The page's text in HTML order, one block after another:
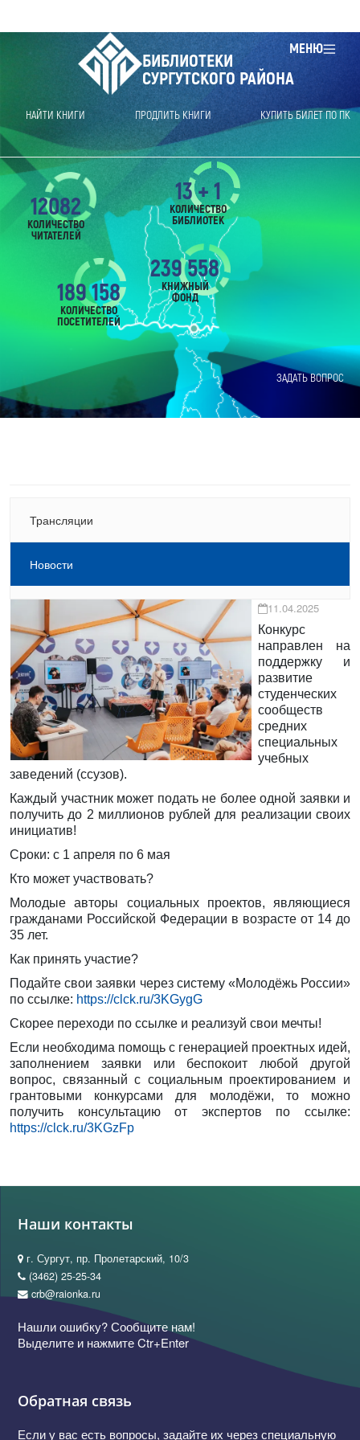
МЕНЮ
БИБЛИОТЕКИ
СУРГУТСКОГО РАЙОНА
НАЙТИ КНИГИ ПРОДЛИТЬ КНИГИ КУПИТЬ БИЛЕТ ПО ПК
ЗАДАТЬ ВОПРОС
12082
КОЛИЧЕСТВО
ЧИТАТЕЛЕЙ
189 158
КОЛИЧЕСТВО
ПОСЕТИТЕЛЕЙ
239 558
КНИЖНЫЙ
ФОНД
13 + 1
КОЛИЧЕСТВО
БИБЛИОТЕК
Трансляции
Новости
11.04.2025
Конкурс
направлен на
поддержку и
развитие
студенческих
сообществ
средних
специальных
учебных
заведений (ссузов).
Каждый участник может подать не более одной заявки и
получить до 2 миллионов рублей для реализации своих
инициатив!
Сроки: с 1 апреля по 6 мая
Кто может участвовать?
Молодые авторы социальных проектов, являющиеся
гражданами Российской Федерации в возрасте от 14 до
35 лет.
Как принять участие?
Подайте свои заявки через систему «Молодёжь России»
по ссылке: https://clck.ru/3KGygG
Скорее переходи по ссылке и реализуй свои мечты!
Если необходима помощь с генерацией проектных идей,
заполнением заявки или беспокоит любой другой
вопрос, связанный с социальным проектированием и
грантовыми конкурсами для молодёжи, то можно
получить консультацию от экспертов по ссылке:
https://clck.ru/3KGzFp
Наши контакты
г. Сургут, пр. Пролетарский, 10/3
(3462) 25-25-34
crb@raionka.ru
Нашли ошибку? Сообщите нам!
Выделите и нажмите Ctr+Enter
Обратная связь
Если у вас есть вопросы, задайте их через специальную